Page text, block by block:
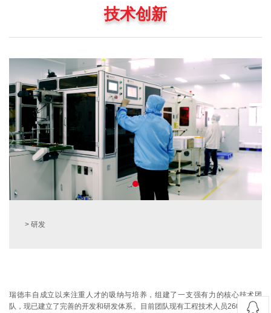
技术创新
> 研发
瑞德丰自成立以来注重人才的吸纳与培养，组建了一支强有力的核心技术团
队，现已建立了完善的开发和研发体系。目前团队现有工程技术人员260多名，